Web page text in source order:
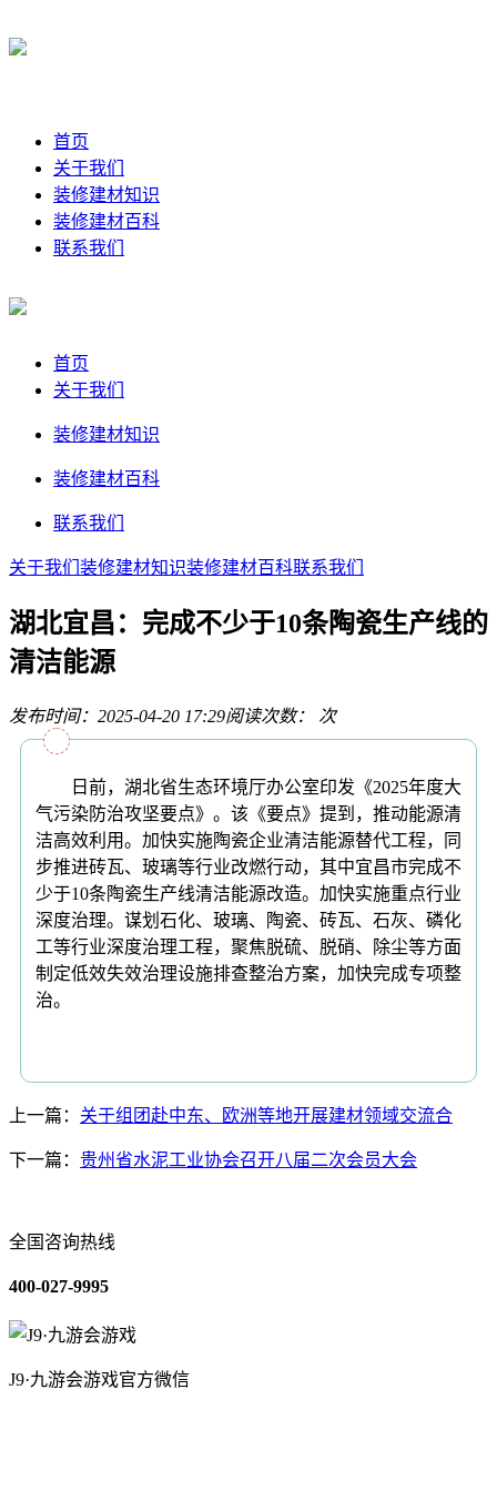
首页
关于我们
装修建材知识
装修建材百科
联系我们
首页
关于我们
装修建材知识
装修建材百科
联系我们
关于我们 装修建材知识装修建材百科联系我们
湖北宜昌：完成不少于10条陶瓷生产线的
清洁能源
发布时间：2025-04-20 17:29阅读次数： 次
日前，湖北省生态环境厅办公室印发《2025年度大
气污染防治攻坚要点》。该《要点》提到，推动能源清
洁高效利用。加快实施陶瓷企业清洁能源替代工程，同
步推进砖瓦、玻璃等行业改燃行动，其中宜昌市完成不
少于10条陶瓷生产线清洁能源改造。加快实施重点行业
深度治理。谋划石化、玻璃、陶瓷、砖瓦、石灰、磷化
工等行业深度治理工程，聚焦脱硫、脱硝、除尘等方面
制定低效失效治理设施排查整治方案，加快完成专项整
治。
上一篇： 关于组团赴中东、欧洲等地开展建材领域交流合
下一篇： 贵州省水泥工业协会召开八届二次会员大会
全国咨询热线
400-027-9995
J9·九游会游戏官方微信